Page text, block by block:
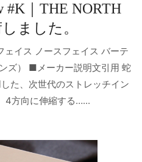
#K｜THE NORTH
ました。
ェイス ノースフェイス バーテ
ズ） ■メーカー説明文引用 蛇
た、次世代のストレッチイン
4方向に伸縮する…...